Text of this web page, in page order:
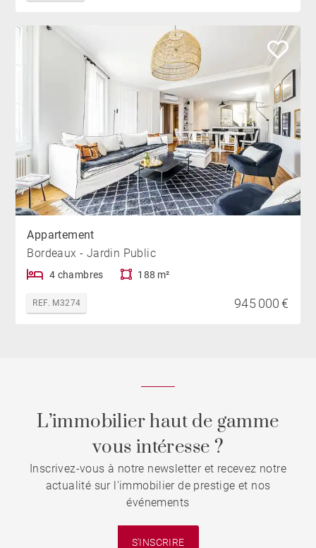
Appartement
Bordeaux - Jardin Public
4 chambres 188 m²
REF. M3274 945 000 €
L’immobilier haut de gamme
vous intéresse ?
Inscrivez-vous à notre newsletter et recevez notre
actualité sur l'immobilier de prestige et nos
événements
S'INSCRIRE